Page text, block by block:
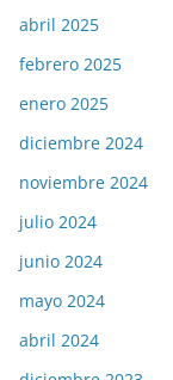
abril 2025
febrero 2025
enero 2025
diciembre 2024
noviembre 2024
julio 2024
junio 2024
mayo 2024
abril 2024